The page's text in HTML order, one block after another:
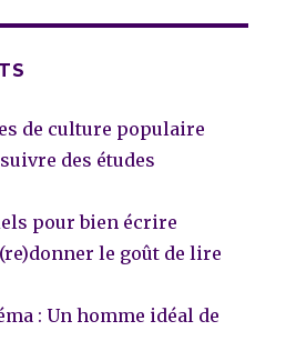
chambre
Gaston
Leroux
de culture populaire
des études
pour bien écrire
le goût de lire
: Un homme idéal de